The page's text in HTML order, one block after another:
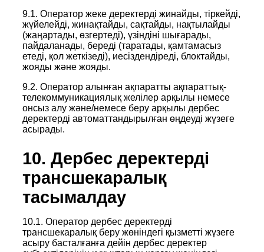
9.1. Оператор жеке деректерді жинайды, тіркейді,
жүйелейді, жинақтайды, сақтайды, нақтылайды
(жаңартады, өзгертеді), үзіндіні шығарады,
пайдаланады, береді (таратады, қамтамасыз
етеді, қол жеткізеді), иесіздендіреді, блоктайды,
жояды және жояды.
9.2. Оператор алынған ақпаратты ақпараттық-
телекоммуникациялық желілер арқылы немесе
онсыз алу және/немесе беру арқылы дербес
деректерді автоматтандырылған өңдеуді жүзеге
асырады.
10. Дербес деректерді
трансшекаралық
тасымалдау
10.1. Оператор дербес деректерді
трансшекаралық беру жөніндегі қызметті жүзеге
асыру басталғанға дейін дербес деректер